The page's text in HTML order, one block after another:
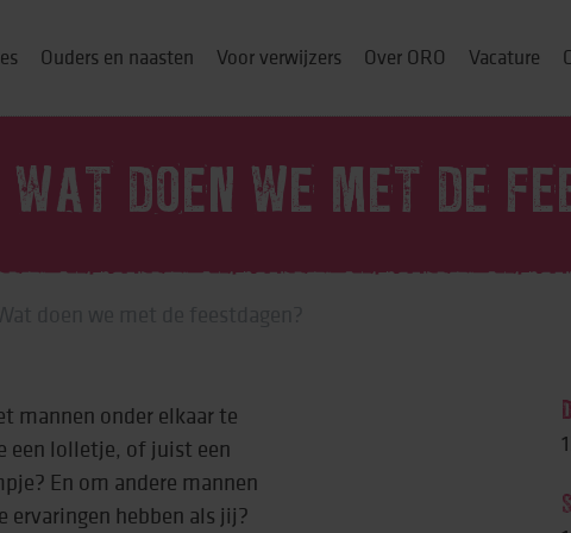
bij jou thuis
& cursussen
Ouders en naasten Voor verwijzers Over ORO Vacature
DOEN WE MET DE
mannen onder elkaar te
een lolletje, of juist een
En om andere mannen
hebben als jij?